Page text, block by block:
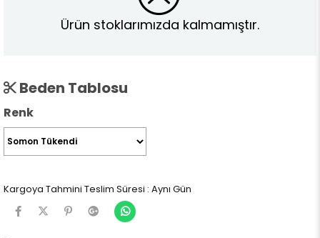
Ürün stoklarımızda kalmamıştır.
Beden Tablosu
Renk
Kargoya Tahmini Teslim Süresi : Aynı Gün